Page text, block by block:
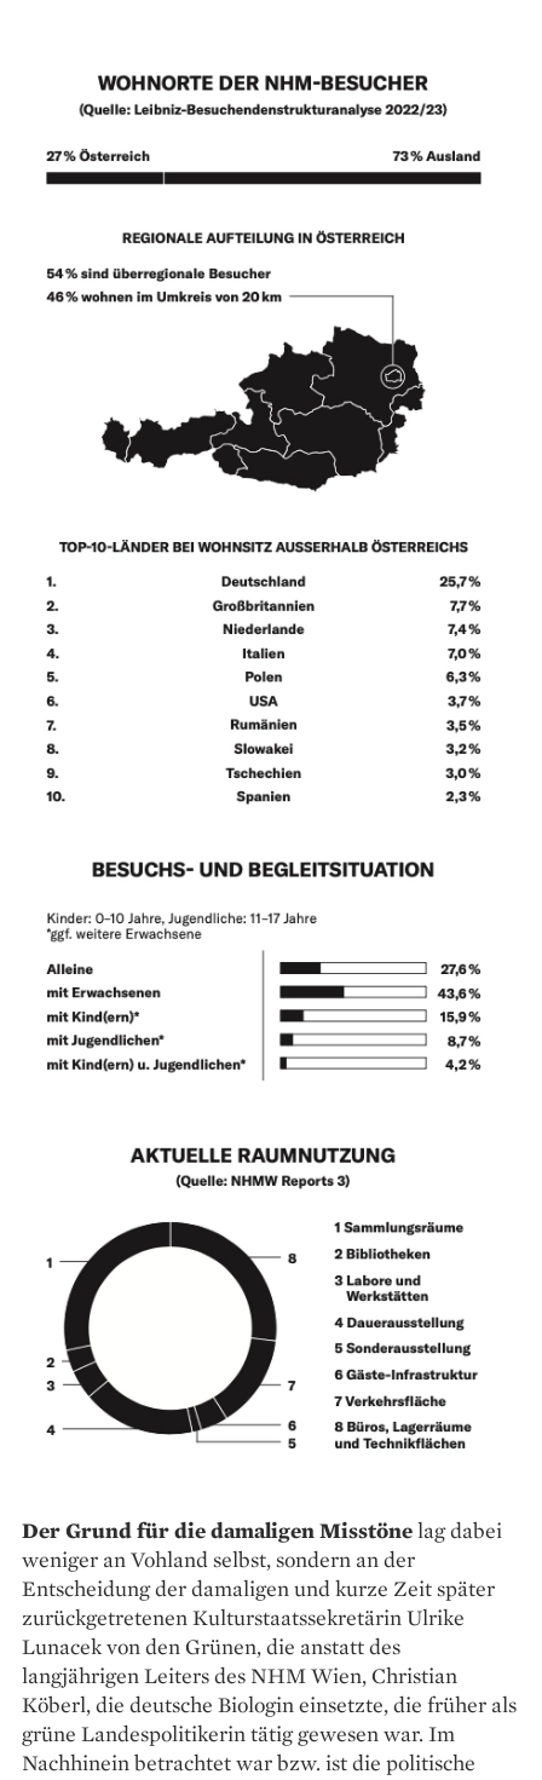
Der Grund für die damaligen Misstönelag ­dabei
weniger an Vohland selbst, sondern an der
Entscheidung der damaligen und kurze Zeit ­später
zurückgetretenen Kulturstaatssekretärin Ulrike
Lunacek von den Grünen, die anstatt des
langjährigen Leiters des NHM Wien, Christian
Köberl, die deutsche Biologin einsetzte, die früher als
grüne Landespolitikerin tätig gewesen war. Im
Nachhinein betrachtet war bzw. ist die politische